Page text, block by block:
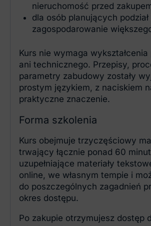
nieruchomość przed
dla osób planujących podział
zagospodarowanie
Kurs nie wymaga
ani technicznego. Przepisy,
parametry zabudowy zostały
prostym językiem, z naciskiem
praktyczne znaczenie.
Forma szkolenia
Kurs obejmuje trzyczęściowy
trwający łącznie ponad 60
uzupełniające materiały
online, we własnym tempie i
do poszczególnych zagadnień
okres dostępu.
Po zakupie otrzymujesz dostęp